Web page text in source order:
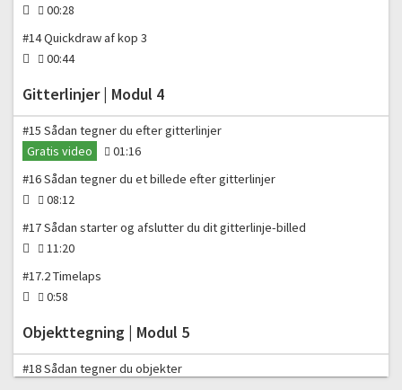
00:28
#14 Quickdraw af kop 3
00:44
Gitterlinjer | Modul 4
#15 Sådan tegner du efter gitterlinjer
Gratis video
01:16
#16 Sådan tegner du et billede efter gitterlinjer
08:12
#17 Sådan starter og afslutter du dit gitterlinje-billed
11:20
#17.2 Timelaps
0:58
Objekttegning | Modul 5
#18 Sådan tegner du objekter